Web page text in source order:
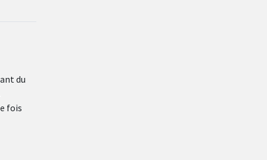
du
fois